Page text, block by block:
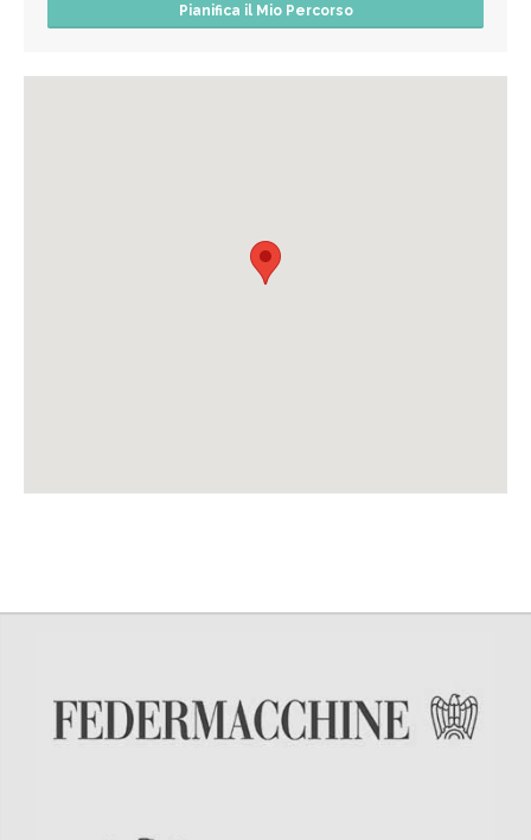
Pianifica il Mio Percorso